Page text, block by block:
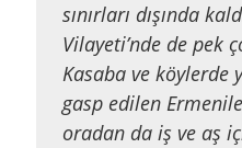
sınırları dışında
Vilayeti’nde de pek
Kasaba ve köylerde
gasp edilen
oradan da iş ve aş